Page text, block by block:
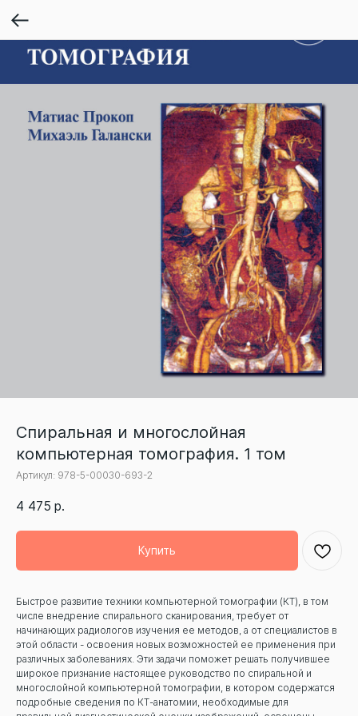
Спиральная и многослойная
компьютерная томография. 1 том
Артикул: 978-5-00030-693-2
4 475 р.
Купить
Быстрое развитие техники компьютерной томографии (КТ), в том
числе внедрение спирального сканирования, требует от
начинающих радиологов изучения ее методов, а от специалистов в
этой области - освоения новых возможностей ее применения при
различных заболеваниях. Эти задачи поможет решать получившее
широкое признание настоящее руководство по спиральной и
многослойной компьютерной томографии, в котором содержатся
подробные сведения по КТ-анатомии, необходимые для